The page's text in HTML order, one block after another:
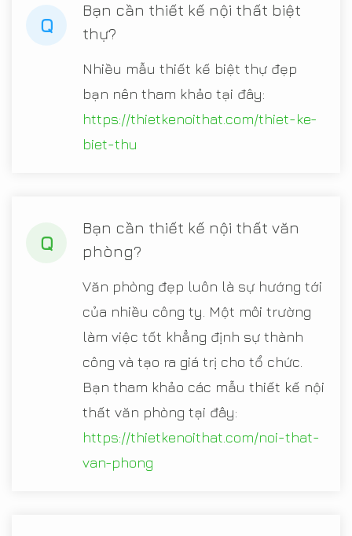
Q
Bạn cần thiết kế nội thất biệt
thự?
Nhiều mẫu thiết kế biệt thự đẹp
bạn nên tham khảo tại đây:
https://thietkenoithat.com/thiet-ke-
biet-thu
Q
Bạn cần thiết kế nội thất văn
phòng?
Văn phòng đẹp luôn là sự hướng tới
của nhiều công ty. Một môi trường
làm việc tốt khẳng định sự thành
công và tạo ra giá trị cho tổ chức.
Bạn tham khảo các mẫu thiết kế nội
thất văn phòng tại đây:
https://thietkenoithat.com/noi-that-
van-phong